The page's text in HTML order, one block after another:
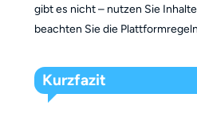
gibt es nicht – nutzen Sie
beachten Sie die
Kurzfazit